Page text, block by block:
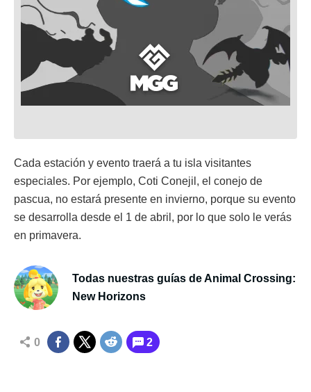
Cada estación y evento traerá a tu isla visitantes
especiales. Por ejemplo, Coti Conejil, el conejo de
pascua, no estará presente en invierno, porque su evento
se desarrolla desde el 1 de abril, por lo que solo le verás
en primavera.
Todas nuestras guías de Animal Crossing:
New Horizons
0 2